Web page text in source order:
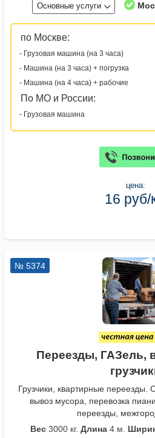
Основные услуги
по Москве:
- Грузовая машина (на 3 часа)
- Машина (на 3 часа) + погрузка
- Машина (на 4 часа) + рабочие
По МО и России:
- Грузовая машина
цена:
16 руб/
№ 5374
Переезды, ГАЗель,
Грузчики, квартирные переезды.
вывоз мусора, перевозка
переезды,
Вес 3000 кг. Длина 4 м.